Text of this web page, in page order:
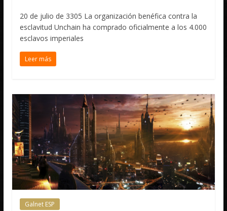
20 de julio de 3305 La organización benéfica contra la
esclavitud Unchain ha comprado oficialmente a los 4.000
esclavos imperiales
Leer más
Galnet ESP